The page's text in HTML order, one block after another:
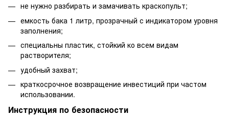
не нужно разбирать и замачивать краскопульт;
емкость бака 1 литр, прозрачный с индикатором уровня
заполнения;
специальны пластик, стойкий ко всем видам
растворителя;
удобный захват;
краткосрочное возвращение инвестиций при частом
использовании.
Инструкция по безопасности